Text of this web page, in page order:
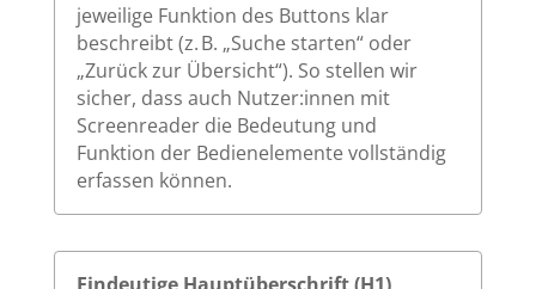
jeweilige Funktion des Buttons klar
beschreibt (z. B. „Suche starten“ oder
„Zurück zur Übersicht“). So stellen wir
sicher, dass auch Nutzer:innen mit
Screenreader die Bedeutung und
Funktion der Bedienelemente vollständig
erfassen können.